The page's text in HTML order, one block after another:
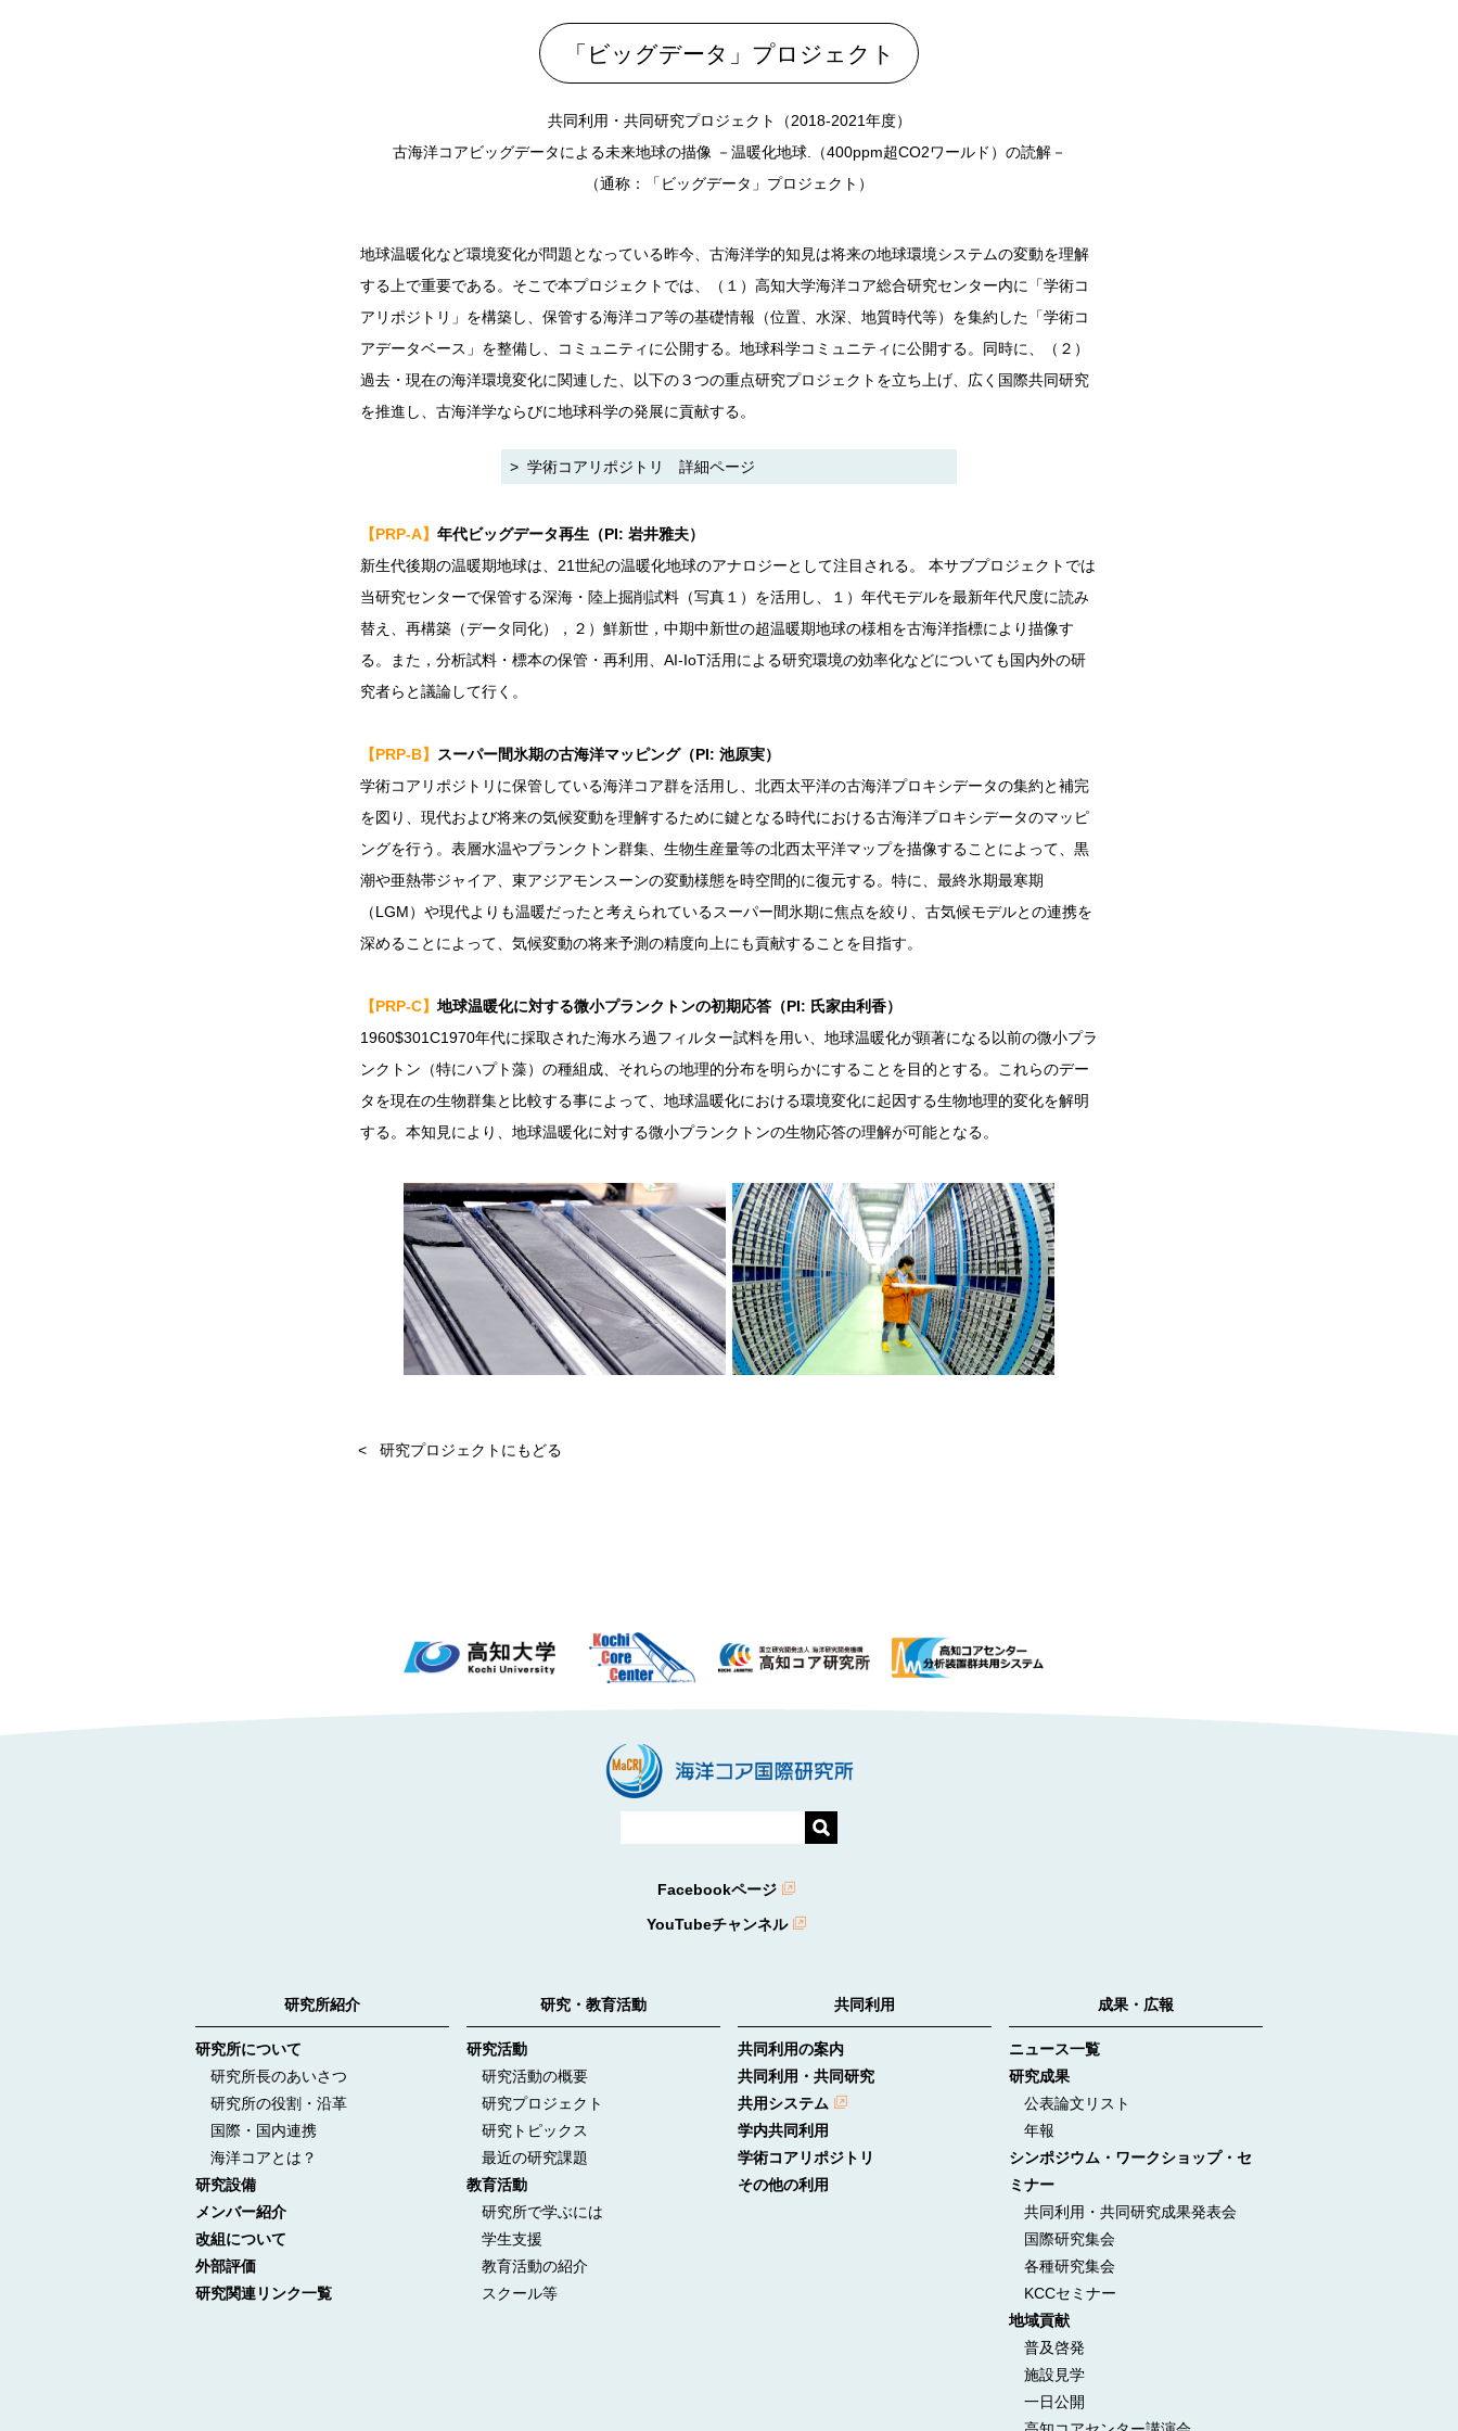
「ビッグデータ」プロジェクト
共同利用・共同研究プロジェクト（2018-2021年度）
古海洋コアビッグデータによる未来地球の描像 －温暖化地球.（400ppm超CO2ワールド）の読解－
（通称：「ビッグデータ」プロジェクト）
地球温暖化など環境変化が問題となっている昨今、古海洋学的知見は将来の地球環境システムの変動を理解
する上で重要である。そこで本プロジェクトでは、（１）高知大学海洋コア総合研究センター内に「学術コ
アリポジトリ」を構築し、保管する海洋コア等の基礎情報（位置、水深、地質時代等）を集約した「学術コ
アデータベース」を整備し、コミュニティに公開する。地球科学コミュニティに公開する。同時に、（２）
過去・現在の海洋環境変化に関連した、以下の３つの重点研究プロジェクトを立ち上げ、広く国際共同研究
を推進し、古海洋学ならびに地球科学の発展に貢献する。
学術コアリポジトリ 詳細ページ
【PRP-A】 年代ビッグデータ再生（PI: 岩井雅夫）
新生代後期の温暖期地球は、21世紀の温暖化地球のアナロジーとして注目される。 本サブプロジェクトでは
当研究センターで保管する深海・陸上掘削試料（写真１）を活用し、１）年代モデルを最新年代尺度に読み
替え、再構築（データ同化），２）鮮新世，中期中新世の超温暖期地球の様相を古海洋指標により描像す
る。また，分析試料・標本の保管・再利用、AI-IoT活用による研究環境の効率化などについても国内外の研
究者らと議論して行く。
【PRP-B】
スーパー間氷期の古海洋マッピング（PI: 池原実）
学術コアリポジトリに保管している海洋コア群を活用し、北西太平洋の古海洋プロキシデータの集約と補完
を図り、現代および将来の気候変動を理解するために鍵となる時代における古海洋プロキシデータのマッピ
ングを行う。表層水温やプランクトン群集、生物生産量等の北西太平洋マップを描像することによって、黒
潮や亜熱帯ジャイア、東アジアモンスーンの変動様態を時空間的に復元する。特に、最終氷期最寒期
（LGM）や現代よりも温暖だったと考えられているスーパー間氷期に焦点を絞り、古気候モデルとの連携を
深めることによって、気候変動の将来予測の精度向上にも貢献することを目指す。
【PRP-C】 地球温暖化に対する微小プランクトンの初期応答（PI: 氏家由利香）
1960$301C1970年代に採取された海水ろ過フィルター試料を用い、地球温暖化が顕著になる以前の微小プラ
ンクトン（特にハプト藻）の種組成、それらの地理的分布を明らかにすることを目的とする。これらのデー
タを現在の生物群集と比較する事によって、地球温暖化における環境変化に起因する生物地理的変化を解明
する。本知見により、地球温暖化に対する微小プランクトンの生物応答の理解が可能となる。
研究プロジェクトにもどる
Facebookページ
YouTubeチャンネル
研究所紹介
研究所について
研究所長のあいさつ
研究所の役割・沿革
国際・国内連携
海洋コアとは？
研究設備
メンバー紹介
改組について
外部評価
研究関連リンク一覧
研究・教育活動
研究活動
研究活動の概要
研究プロジェクト
研究トピックス
最近の研究課題
教育活動
研究所で学ぶには
学生支援
教育活動の紹介
スクール等
共同利用
共同利用の案内
共同利用・共同研究
共用システム
学内共同利用
学術コアリポジトリ
その他の利用
成果・広報
ニュース一覧
研究成果
公表論文リスト
年報
シンポジウム・ワークショップ・セ
ミナー
共同利用・共同研究成果発表会
国際研究集会
各種研究集会
KCCセミナー
地域貢献
普及啓発
施設見学
一日公開